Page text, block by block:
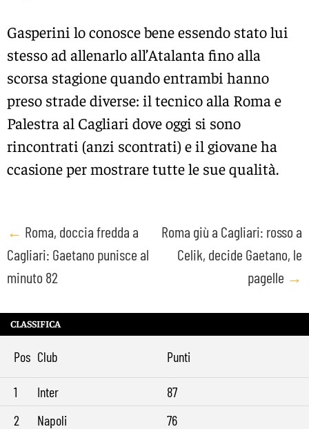
Gasperini lo conosce bene essendo stato lui
stesso ad allenarlo all’Atalanta fino alla
scorsa stagione quando entrambi hanno
preso strade diverse: il tecnico alla Roma e
Palestra al Cagliari dove oggi si sono
rincontrati (anzi scontrati) e il giovane ha
ccasione per mostrare tutte le sue qualità.
Post
navigation
← Roma, doccia fredda a
Cagliari: Gaetano punisce al
minuto 82
Roma giù a Cagliari: rosso a
Celik, decide Gaetano, le
pagelle →
CLASSIFICA
Pos Club Punti
1 Inter
87
2
Napoli
76